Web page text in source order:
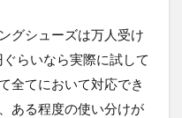
グシューズは万人受け
らいなら実際に試して
全てにおいて対応でき
ある程度の使い分けが